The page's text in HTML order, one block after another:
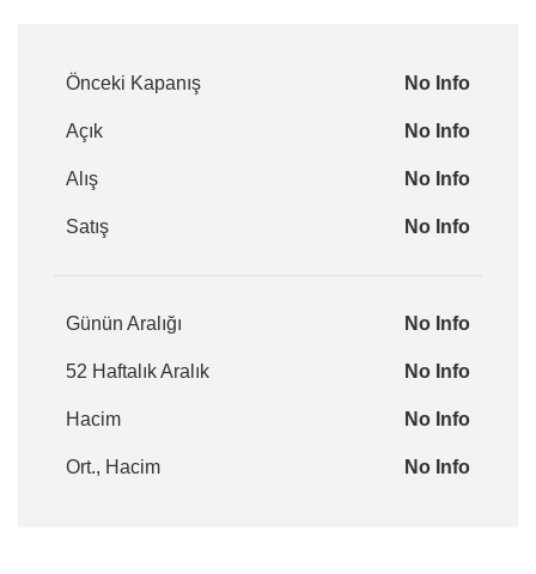
Önceki Kapanış No Info
Açık No Info
Alış No Info
Satış No Info
Günün Aralığı No Info
52 Haftalık Aralık No Info
Hacim No Info
Ort., Hacim No Info